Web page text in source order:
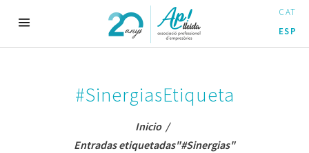
CAT
ESP
#SinergiasEtiqueta
Inicio/
Entradas etiquetadas"#Sinergias"